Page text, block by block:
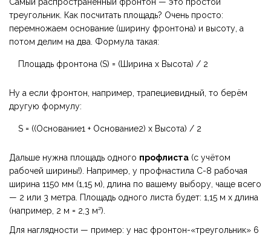
треугольник. Как посчитать площадь? Очень просто:
перемножаем основание (ширину фронтона) и высоту, а
потом делим на два. Формула такая:
Площадь фронтона (S) = (Ширина х Высота) / 2
Ну а если фронтон, например, трапециевидный, то берём
другую формулу:
S = ((Основание1 + Основание2) х Высота) / 2
Дальше нужна площадь одного профлиста (с учётом
рабочей ширины!). Например, у профнастила С-8 рабочая
ширина 1150 мм (1,15 м), длина по вашему выбору, чаще всего
— 2 или 3 метра. Площадь одного листа будет: 1,15 м х длина
(например, 2 м = 2,3 м²).
Для наглядности — пример: у нас фронтон-«треугольник» 6